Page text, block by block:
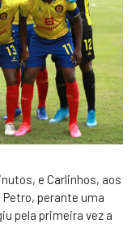
e Carlinhos, aos
perante uma
pela primeira vez a